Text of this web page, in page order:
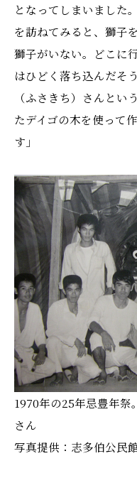
となってしまいました
を訪ねてみると、獅子
獅子がいない。どこに
はひどく落ち込んだそ
（ふさきち）さんとい
たデイゴの木を使って
す」
1970年の25年忌豊年祭
さん
写真提供：志多伯公民